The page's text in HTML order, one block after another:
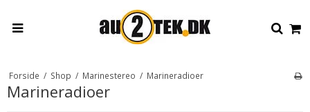
Forside / Shop / Marinestereo / Marineradioer
Marineradioer